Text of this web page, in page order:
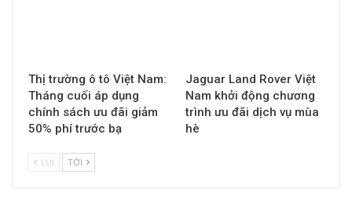
Thị trường ô tô Việt Nam:
Tháng cuối áp dụng
chính sách ưu đãi giảm
50% phí trước bạ
Jaguar Land Rover Việt
Nam khởi động chương
trình ưu đãi dịch vụ mùa
hè
LUI TỚI